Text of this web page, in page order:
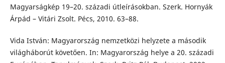
Magyarságkép 19–20. századi útleírásokban. Szerk. Hornyák
Árpád – Vitári Zsolt. Pécs, 2010. 63–88.
Vida István: Magyarország nemzetközi helyzete a második
világháborút követően. In: Magyarország helye a 20. századi